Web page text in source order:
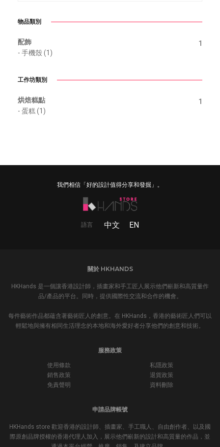
物品類別
配飾
1
- 手機殼 (1)
工作坊類別
烘焙糕點
1
- 蛋糕 (1)
我們相信「好的設計值得分享和發掘」。
語言 中文 EN
關於 HKHANDS
HKHands 是一個讓香港設計師，插畫家和手工匠人展示他們嶄新和高質量作
品/產品的平台。同時，提供國際性交流和合作的機會。
每件藝術作品都蘊含著藝術匠人的創意。在 HKHands，香港的藝術匠人們可以
輕鬆地與擁有相同生活理念的本地和海外愛好者分享他們的創意和技術。
服務政策
使用條款
私隱政策
銷售政策
退貨政策
免責聲明
資料刪除
申請品牌帳號
HKHands store 歡迎香港的設計師、插畫家、手工職人、自由創作者、以及國
際原創品牌授權的香港代理人加入，展示他們嶄新的設計和高質量的作品，並